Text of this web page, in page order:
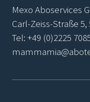
Mexo Aboservices
Carl-Zeiss-Straße
Tel: +49 (0)2225